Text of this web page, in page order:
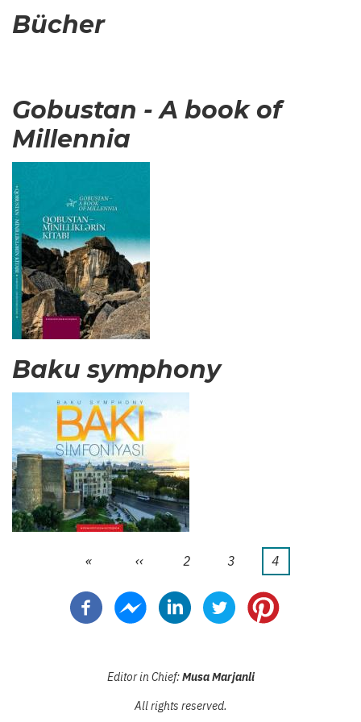
Bücher
Gobustan - A book of
Millennia
Baku symphony
Erste
«
Vorherige
‹‹ Seite
2 Seite
3
Aktuelle
4
Editor in Chief:Musa Marjanli
All rights reserved.